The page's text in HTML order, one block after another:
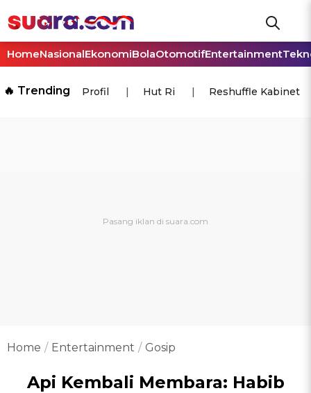
HomeNasionalEkonomiBolaOtomotifEntertainment
🔥 Trending Profil Hut Ri Reshuffle Kabinet
Home Entertainment Gosip
Api Kembali Membara: Habib